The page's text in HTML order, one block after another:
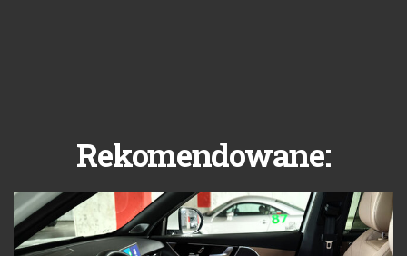
Rekomendowane: